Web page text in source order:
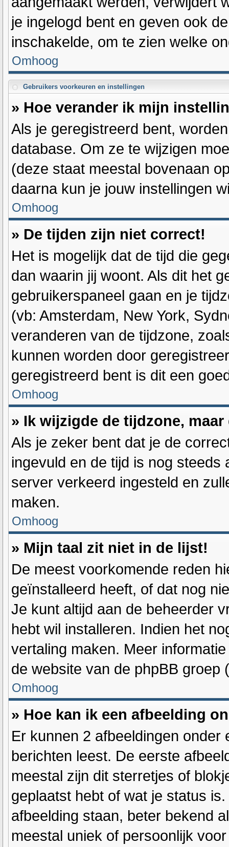
je ingelogd bent en geven ook
inschakelde, om te zien welke
Omhoog
Gebruikers voorkeuren en instellingen
» Hoe verander ik mijn
Als je geregistreerd bent,
database. Om ze te wijzigen
(deze staat meestal bovenaan
daarna kun je jouw instellingen
Omhoog
» De tijden zijn niet correct!
Het is mogelijk dat de tijd die
dan waarin jij woont. Als dit het
gebruikerspaneel gaan en je
(vb: Amsterdam, New York,
veranderen van de tijdzone,
kunnen worden door
geregistreerd bent is dit een
Omhoog
» Ik wijzigde de tijdzone,
Als je zeker bent dat je de
ingevuld en de tijd is nog
server verkeerd ingesteld en
maken.
Omhoog
» Mijn taal zit niet in de lijst!
De meest voorkomende reden
geïnstalleerd heeft, of dat nog
Je kunt altijd aan de beheerder
hebt wil installeren. Indien het
vertaling maken. Meer
de website van de phpBB groep
Omhoog
» Hoe kan ik een afbeelding
Er kunnen 2 afbeeldingen
berichten leest. De eerste
meestal zijn dit sterretjes of
geplaatst hebt of wat je status
afbeelding staan, beter bekend
meestal uniek of persoonlijk